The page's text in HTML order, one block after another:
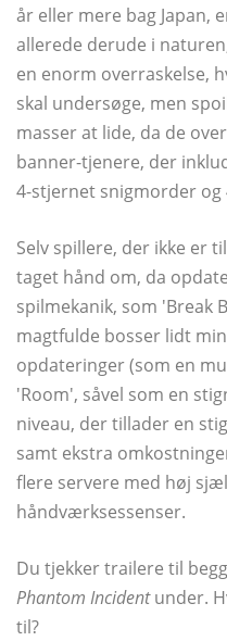
år eller mere bag Japan,
allerede derude i
en enorm overraskelse,
skal undersøge, men
masser at lide, da de
banner-tjenere, der
4-stjernet snigmorder og
Selv spillere, der ikke er
taget hånd om, da
spilmekanik, som 'Break
magtfulde bosser lidt
opdateringer (som en
'Room', såvel som en
niveau, der tillader en
samt ekstra
flere servere med høj
håndværksessenser.
Du tjekker trailere til
Phantom Incidentunder.
til?